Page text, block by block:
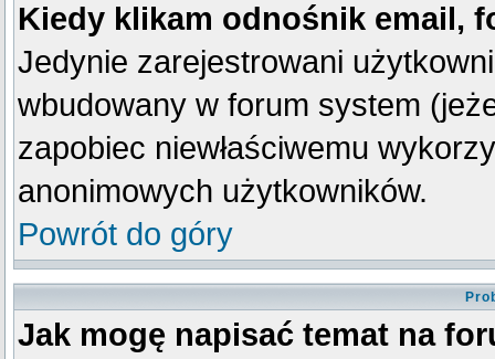
Kiedy klikam odnośnik email,
Jedynie zarejestrowani
wbudowany w forum system
zapobiec niewłaściwemu
anonimowych użytkowników.
Powrót do góry
Jak mogę napisać temat na